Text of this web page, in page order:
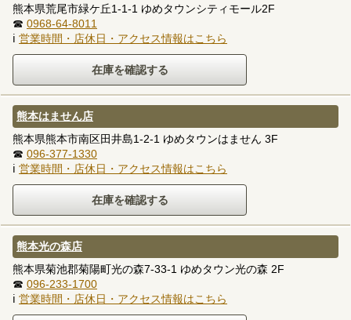
熊本県荒尾市緑ケ丘1-1-1 ゆめタウンシティモール2F
☎ 0968-64-8011
ℹ 営業時間・店休日・アクセス情報はこちら
熊本はません店
熊本県熊本市南区田井島1-2-1 ゆめタウンはません 3F
☎ 096-377-1330
ℹ 営業時間・店休日・アクセス情報はこちら
熊本光の森店
熊本県菊池郡菊陽町光の森7-33-1 ゆめタウン光の森 2F
☎ 096-233-1700
ℹ 営業時間・店休日・アクセス情報はこちら